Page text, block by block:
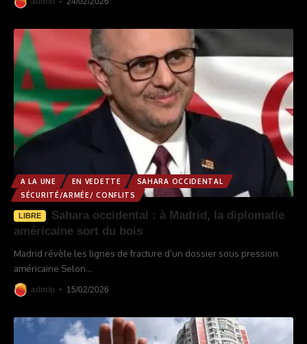
A LA UNE EN VEDETTE
SAHARA OCCIDENTAL
SÉCURITÉ/ARMÉE/ CONFLITS
LIBRE
Sahara occidental : à Madrid, la diplomatie
américaine sort du bois
Madrid révèle les lignes de fracture d’un dossier sous pression
américaine Selon…
admin 15/02/2026